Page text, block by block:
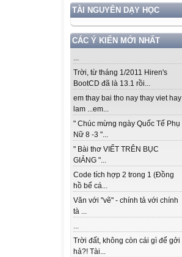
TÀI NGUYÊN DẠY HỌC
CÁC Ý KIẾN MỚI NHẤT
...
Trời, từ tháng 1/2011 Hiren's
BootCD đã là 13.1 rồi...
em thay bai tho nay thay viet hay
lam ...em...
" Chúc mừng ngày Quốc Tế Phụ
Nữ 8 -3 "...
" Bài thơ VIẾT TRÊN BỤC
GIẢNG "...
Code tích hợp 2 trong 1 (Đồng
hồ bể cá...
Văn với "vẽ" - chính tả với chính
tà ...
...
Trời đất, không còn cái gì để gởi
hả?! Tài...